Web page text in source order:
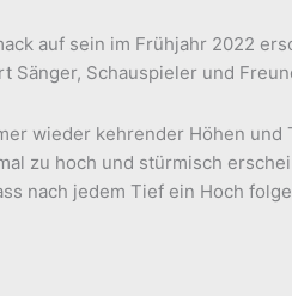
auf sein im Frühjahr 2022
Sänger, Schauspieler und
wieder kehrender Höhen und
zu hoch und stürmisch
nach jedem Tief ein Hoch